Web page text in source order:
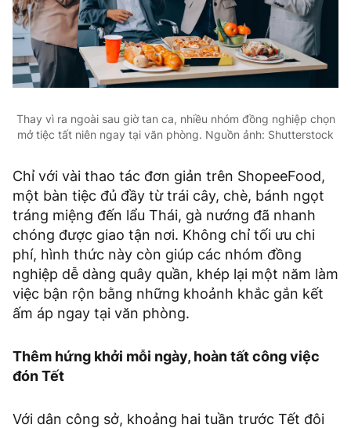
Thay vì ra ngoài sau giờ tan ca, nhiều nhóm đồng nghiệp chọn
mở tiệc tất niên ngay tại văn phòng. Nguồn ảnh: Shutterstock
Chỉ với vài thao tác đơn giản trên ShopeeFood,
một bàn tiệc đủ đầy từ trái cây, chè, bánh ngọt
tráng miệng đến lẩu Thái, gà nướng đã nhanh
chóng được giao tận nơi. Không chỉ tối ưu chi
phí, hình thức này còn giúp các nhóm đồng
nghiệp dễ dàng quây quần, khép lại một năm làm
việc bận rộn bằng những khoảnh khắc gắn kết
ấm áp ngay tại văn phòng.
Thêm hứng khởi mỗi ngày, hoàn tất công việc
đón Tết
Với dân công sở, khoảng hai tuần trước Tết đôi